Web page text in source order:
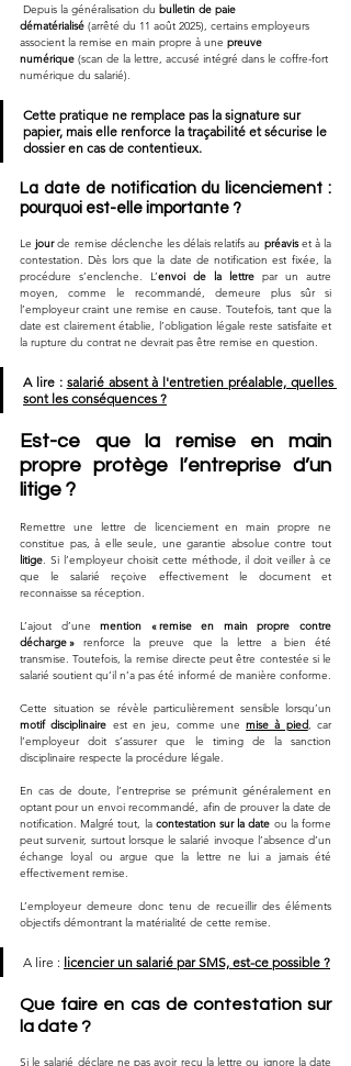
Depuis la généralisation du bulletin de paie
dématérialisé (arrêté du 11 août 2025), certains employeurs
associent la remise en main propre à une preuve
numérique (scan de la lettre, accusé intégré dans le coffre-fort
numérique du salarié).
Cette pratique ne remplace pas la signature sur
papier, mais elle renforce la traçabilité et sécurise le
dossier en cas de contentieux.
La date de notification du licenciement :
pourquoi est-elle importante ?
Le jour de remise déclenche les délais relatifs au préavis et à la
contestation. Dès lors que la date de notification est fixée, la
procédure s’enclenche. L’envoi de la lettre par un autre
moyen, comme le recommandé, demeure plus sûr si
l’employeur craint une remise en cause. Toutefois, tant que la
date est clairement établie, l’obligation légale reste satisfaite et
la rupture du contrat ne devrait pas être remise en question.
A lire : salarié absent à l'entretien préalable, quelles
sont les conséquences ?
Est-ce que la remise en main
propre protège l’entreprise d’un
litige ?
Remettre une lettre de licenciement en main propre ne
litige. Si l’employeur choisit cette méthode, il doit veiller à ce
que le salarié reçoive effectivement le document et
reconnaisse sa réception.
L’ajout d’une mention « remise en main propre contre
décharge » renforce la preuve que la lettre a bien été
transmise. Toutefois, la remise directe peut être contestée si le
motif disciplinaire est en jeu, comme une mise à pied, car
l’employeur doit s’assurer que le timing de la sanction
disciplinaire respecte la procédure légale.
En cas de doute, l’entreprise se prémunit généralement en
optant pour un envoi recommandé, afin de prouver la date de
notification. Malgré tout, la contestation sur la date ou la forme
peut survenir, surtout lorsque le salarié invoque l’absence d’un
échange loyal ou argue que la lettre ne lui a jamais été
effectivement remise.
L’employeur demeure donc tenu de recueillir des éléments
objectifs démontrant la matérialité de cette remise.
A lire : licencier un salarié par SMS, est-ce possible ?
Que faire en cas de contestation sur
la date ?
Si le salarié déclare ne pas avoir reçu la lettre ou ignore la date